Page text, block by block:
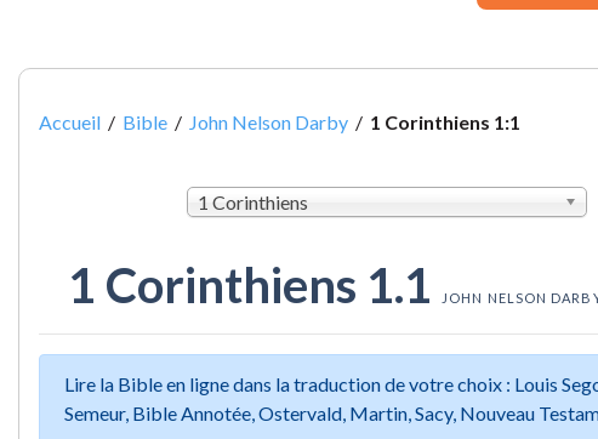
Accueil / Bible / John Nelson Darby / 1 Corinthiens 1:1
1 Corinthiens
1 Corinthiens 1.1 JOHN NELSON
Lire la Bible en ligne dans la traduction de votre choix : Louis
Semeur, Bible Annotée, Ostervald, Martin, Sacy, Nouveau